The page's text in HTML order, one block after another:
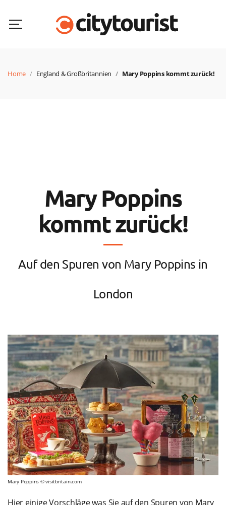
Home England & Großbritannien Mary Poppins kommt zurück!
Mary Poppins
kommt zurück!
Auf den Spuren von Mary Poppins in
London
Mary Poppins © visitbritain.com
Hier einige Vorschläge was Sie auf den Spuren von Mary